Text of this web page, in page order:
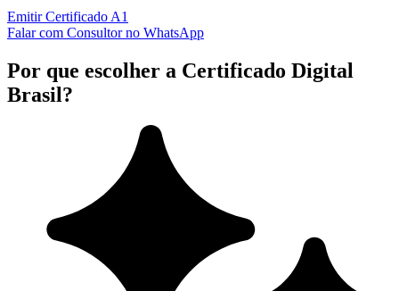
Emitir Certificado A1
Falar com Consultor no WhatsApp
Por que escolher a Certificado Digital
Brasil?